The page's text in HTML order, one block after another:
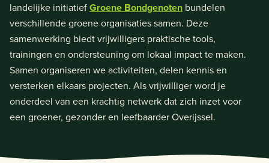
landelijke initiatiefGroene Bondgenoten bundelen
verschillende groene organisaties samen. Deze
samenwerking biedt vrijwilligers praktische tools,
trainingen en ondersteuning om lokaal impact te maken.
Samen organiseren we activiteiten, delen kennis en
versterken elkaars projecten. Als vrijwilliger word je
onderdeel van een krachtig netwerk dat zich inzet voor
een groener, gezonder en leefbaarder Overijssel.